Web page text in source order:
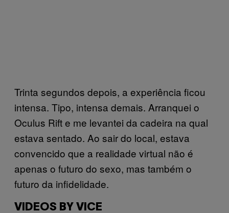
Trinta segundos depois, a experiência ficou
intensa. Tipo, intensa demais. Arranquei o
Oculus Rift e me levantei da cadeira na qual
estava sentado. Ao sair do local, estava
convencido que a realidade virtual não é
apenas o futuro do sexo, mas também o
futuro da infidelidade.
VIDEOS BY VICE